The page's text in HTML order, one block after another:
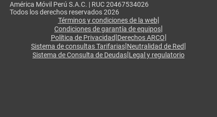
América Móvil Perú S.A.C. | RUC 20467534026
Todos los derechos reservados 2026
Términos y condiciones de la web|
Condiciones de garantía de equipos|
Política de Privacidad|Derechos ARCO|
Sistema de consultas Tarifarias|Neutralidad de Red|
Sistema de Consulta de Deudas|Legal y regulatorio